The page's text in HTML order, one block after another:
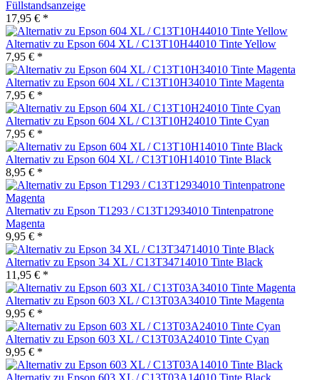
Füllstandsanzeige
17,95 € *
Alternativ zu Epson 604 XL / C13T10H44010 Tinte Yellow
7,95 € *
Alternativ zu Epson 604 XL / C13T10H34010 Tinte Magenta
7,95 € *
Alternativ zu Epson 604 XL / C13T10H24010 Tinte Cyan
7,95 € *
Alternativ zu Epson 604 XL / C13T10H14010 Tinte Black
8,95 € *
Alternativ zu Epson T1293 / C13T12934010 Tintenpatrone
Magenta
9,95 € *
Alternativ zu Epson 34 XL / C13T34714010 Tinte Black
11,95 € *
Alternativ zu Epson 603 XL / C13T03A34010 Tinte Magenta
9,95 € *
Alternativ zu Epson 603 XL / C13T03A24010 Tinte Cyan
9,95 € *